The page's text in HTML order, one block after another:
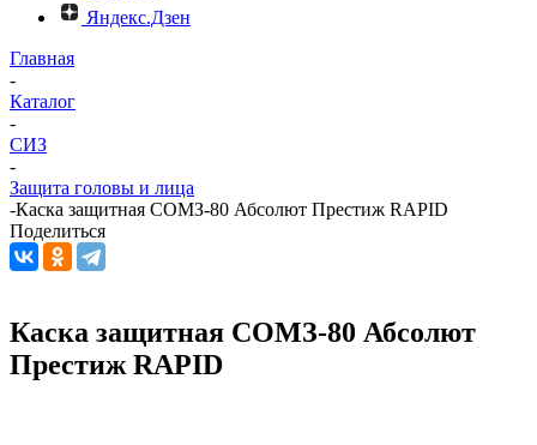
Яндекс.Дзен
Главная
-
Каталог
-
СИЗ
-
Защита головы и лица
-Каска защитная СОМЗ-80 Абсолют Престиж RAPID
Поделиться
Каска защитная СОМЗ-80 Абсолют
Престиж RAPID